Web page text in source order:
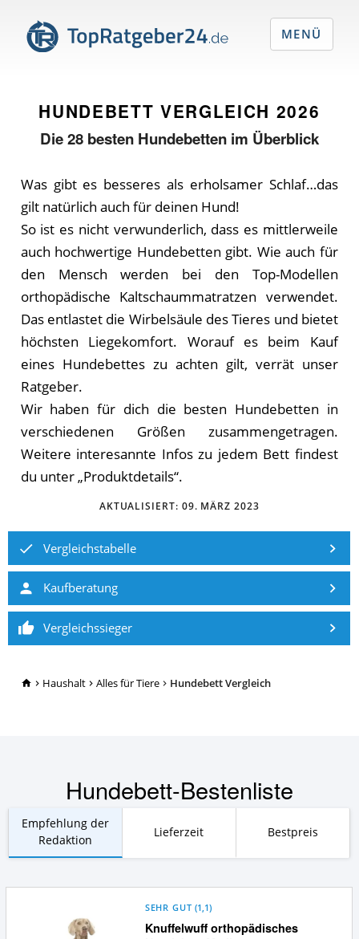
TopRatgeber24.de
Haushalt Alles für Tiere Hundebett Vergleich
HUNDEBETT VERGLEICH 2026
Die28 besten Hundebetten im Überblick
Was gibt es besseres als erholsamer Schlaf…das
gilt natürlich auch für deinen Hund!
So ist es nicht verwunderlich, dass es mittlerweile
auch hochwertige Hundebetten gibt. Wie auch für
den Mensch werden bei den Top-Modellen
orthopädische Kaltschaummatratzen verwendet.
Das entlastet die Wirbelsäule des Tieres und bietet
höchsten Liegekomfort. Worauf es beim Kauf
eines Hundebettes zu achten gilt, verrät unser
Ratgeber.
Wir haben für dich die besten Hundebetten in
verschiedenen Größen zusammengetragen.
Weitere interesannte Infos zu jedem Bett findest
du unter „Produktdetails“.
AKTUALISIERT: 09. MÄRZ 2023
Vergleichstabelle
Kaufberatung
Vergleichssieger
Hundebett-Bestenliste
Empfehlung der
Redaktion
Lieferzeit Bestpreis
Knuffelwuff orthopädisches
SEHR GUT (1,1)
MENÜ